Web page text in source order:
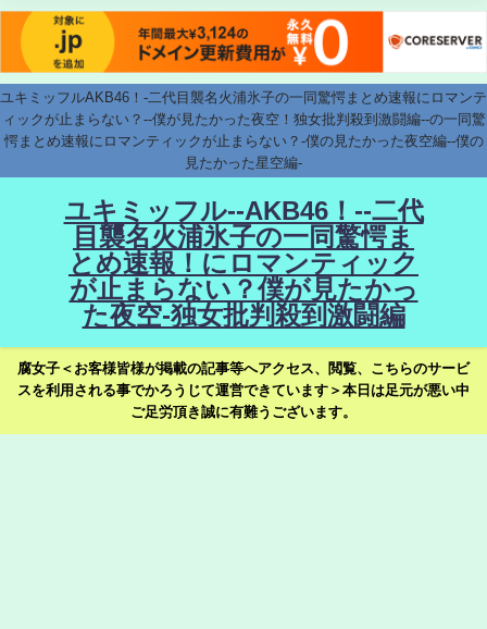
ユキミッフルAKB46！-二代目襲名火浦氷子の一同驚愕まとめ速報にロマンテ
ィックが止まらない？--僕が見たかった夜空！独女批判殺到激闘編--の一同驚
愕まとめ速報にロマンティックが止まらない？-僕の見たかった夜空編--僕の
見たかった星空編-
ユキミッフル--AKB46！--二代
目襲名火浦氷子の一同驚愕ま
とめ速報！にロマンティック
が止まらない？僕が見たかっ
た夜空-独女批判殺到激闘編
腐女子＜お客様皆様が掲載の記事等へアクセス、閲覧、こちらのサービ
スを利用される事でかろうじて運営できています＞本日は足元が悪い中
ご足労頂き誠に有難うございます。